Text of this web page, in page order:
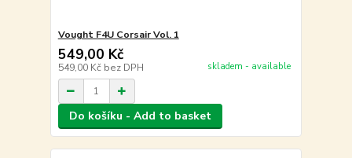
Vought F4U Corsair Vol. 1
549,00 Kč
549,00 Kč bez DPH skladem - available
Do košíku - Add to basket